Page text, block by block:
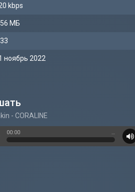
kbps
МБ
ноябрь 2022
- CORALINE
00:00 …